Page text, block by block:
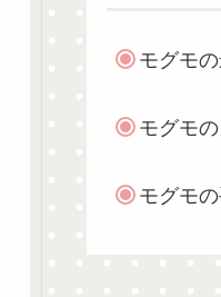
モグモ
モグモ
モグモ